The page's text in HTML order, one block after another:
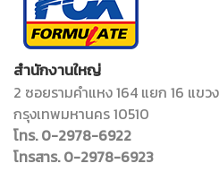
สำนักงานใหญ่
2 ซอยรามคำแหง 164 แยก 16 แข
กรุงเทพมหานคร 10510
โทร. 0-2978-6922
โทรสาร. 0-2978-6923